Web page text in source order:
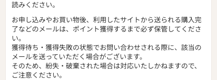
読みください。
お申し込みやお買い物後、利用したサイトから送られる購入完
了などのメールは、ポイント獲得するまで必ず保管してくださ
い。
獲得待ち・獲得失敗の状態でお問い合わせされる際に、該当の
メールを送っていただく場合がございます。
そのため、紛失・破棄された場合は対応いたしかねますので、
ご注意ください。